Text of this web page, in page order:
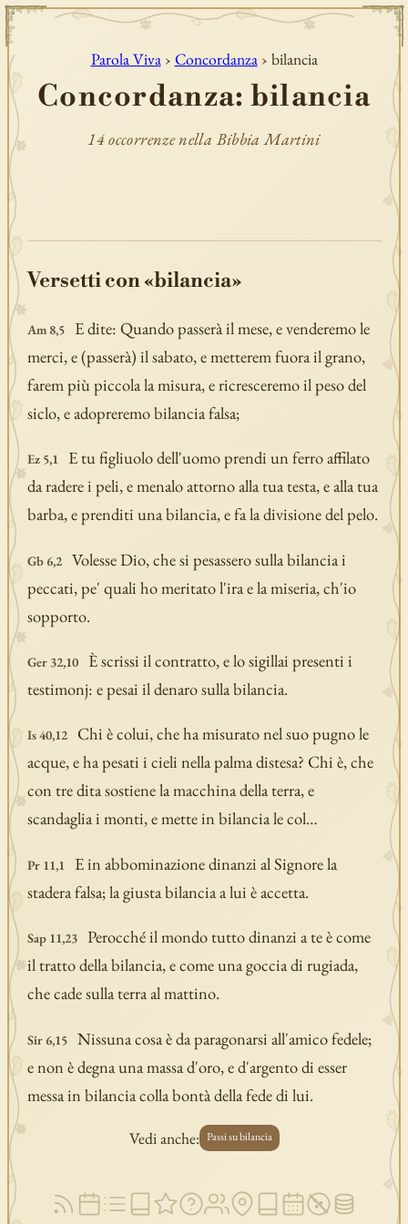
Parola Viva › Concordanza › bilancia
Concordanza: bilancia
14 occorrenze nella Bibbia Martini
Versetti con «bilancia»
Am 8,5
E dite: Quando passerà il mese, e venderemo le
merci, e (passerà) il sabato, e metterem fuora il grano,
farem più piccola la misura, e ricresceremo il peso del
siclo, e adopreremo bilancia falsa;
Ez 5,1
E tu figliuolo dell'uomo prendi un ferro affilato
da radere i peli, e menalo attorno alla tua testa, e alla tua
barba, e prenditi una bilancia, e fa la divisione del pelo.
Gb 6,2
Volesse Dio, che si pesassero sulla bilancia i
peccati, pe' quali ho meritato l'ira e la miseria, ch'io
sopporto.
Ger 32,10
È scrissi il contratto, e lo sigillai presenti i
testimonj: e pesai il denaro sulla bilancia.
Is 40,12
Chi è colui, che ha misurato nel suo pugno le
acque, e ha pesati i cieli nella palma distesa? Chi è, che
con tre dita sostiene la macchina della terra, e
scandaglia i monti, e mette in bilancia le col…
Pr 11,1
E in abbominazione dinanzi al Signore la
stadera falsa; la giusta bilancia a lui è accetta.
Sap 11,23
Perocché il mondo tutto dinanzi a te è come
il tratto della bilancia, e come una goccia di rugiada,
che cade sulla terra al mattino.
Sir 6,15
Nissuna cosa è da paragonarsi all'amico fedele;
e non è degna una massa d'oro, e d'argento di esser
messa in bilancia colla bontà della fede di lui.
Vedi anche: Passi su bilancia